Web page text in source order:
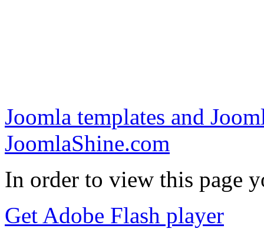
Joomla templates and
JoomlaShine.com
In order to view this page
Get Adobe Flash player